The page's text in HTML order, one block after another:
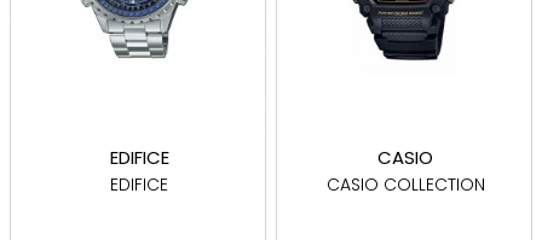
EDIFICE
EDIFICE
CASIO
CASIO COLLECTION